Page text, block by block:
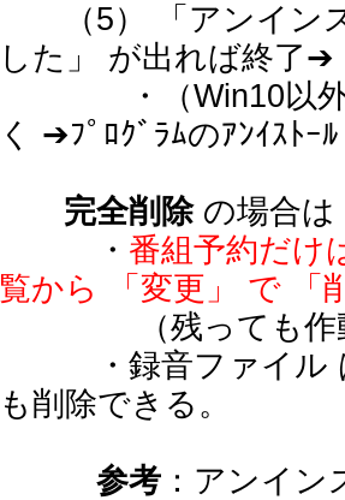
（5） 「アンイン
した」 が出れば終了➔
・（Win10以外は
く ➔ﾌﾟﾛｸﾞﾗﾑのｱﾝｲｽﾄｰ
完全削除の場合は
・ 番組予約だけ
覧から 「変更」 で 「
（残っても作動
・録音ファイル
も削除できる。
参考：アンイン